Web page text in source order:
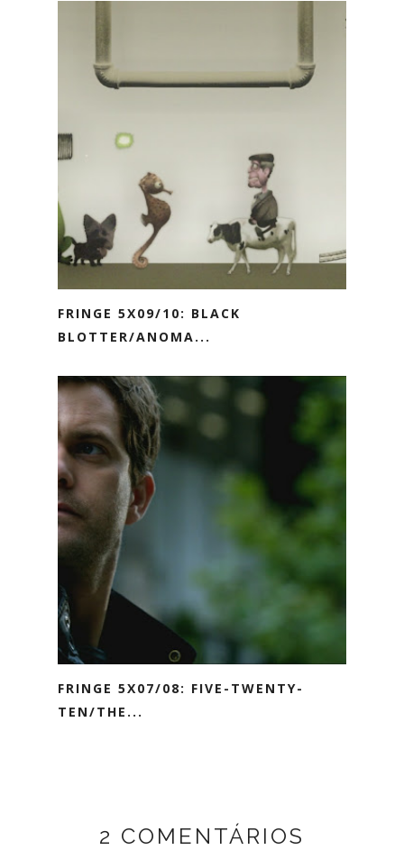
FRINGE 5X09/10: BLACK
BLOTTER/ANOMA...
FRINGE 5X07/08: FIVE-TWENTY-
TEN/THE...
2 COMENTÁRIOS